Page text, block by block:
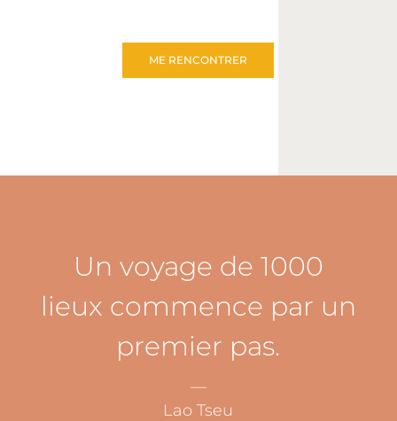
ME RENCONTRER
Un voyage de 1000
lieux commence par un
premier pas.
—
Lao Tseu